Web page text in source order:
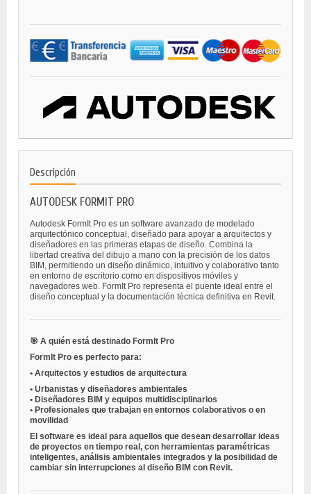
Descripción
AUTODESK FORMIT PRO
Autodesk FormIt Pro es un software avanzado de modelado
arquitectónico conceptual, diseñado para apoyar a arquitectos y
diseñadores en las primeras etapas de diseño. Combina la
libertad creativa del dibujo a mano con la precisión de los datos
BIM, permitiendo un diseño dinámico, intuitivo y colaborativo tanto
en entorno de escritorio como en dispositivos móviles y
navegadores web. FormIt Pro representa el puente ideal entre el
diseño conceptual y la documentación técnica definitiva en Revit.
🎯 A quién está destinado FormIt Pro
FormIt Pro es perfecto para:
• Arquitectos y estudios de arquitectura
• Urbanistas y diseñadores ambientales
• Diseñadores BIM y equipos multidisciplinarios
• Profesionales que trabajan en entornos colaborativos o en
movilidad
El software es ideal para aquellos que desean desarrollar ideas
de proyectos en tiempo real, con herramientas paramétricas
inteligentes, análisis ambientales integrados y la posibilidad de
cambiar sin interrupciones al diseño BIM con Revit.